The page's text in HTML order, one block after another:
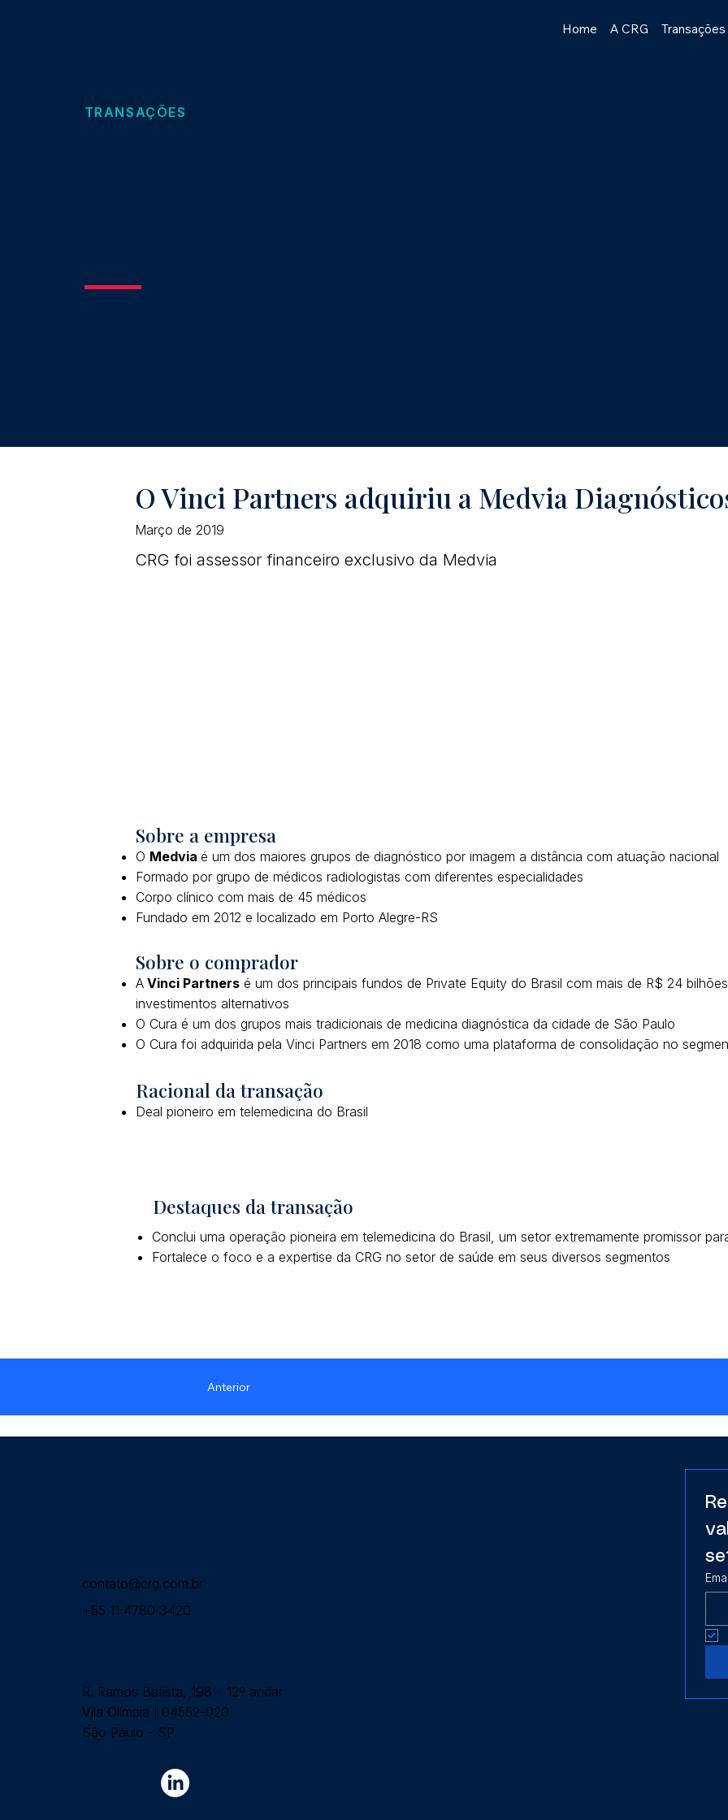
Home A CRG Transações
TRANSAÇÕES
O Vinci Partners adquiriu a Medvia
Março de 2019
CRG foi assessor financeiro exclusivo da Medvia
Sobre a empresa
O Medviaé um dos maiores grupos de diagnóstico por imagem a distância com atuação nacional
Formado por grupo de médicos radiologistas com diferentes especialidades
Corpo clínico com mais de 45 médicos
Fundado em 2012 e localizado em Porto Alegre-RS
Sobre o comprador
A Vinci Partners é um dos principais fundos de Private Equity do Brasil com mais de R$ 24
investimentos alternativos
O Cura é um dos grupos mais tradicionais de medicina diagnóstica da cidade de São Paulo
O Cura foi adquirida pela Vinci Partners em 2018 como uma plataforma de consolidação no
Racional da transação
Deal pioneiro em telemedicina do Brasil
Destaques da transação
Conclui uma operação pioneira em telemedicina do Brasil, um setor extremamente promissor
Fortalece o foco e a expertise da CRG no setor de saúde em seus diversos segmentos
Anterior
contato@crg.com.br
+55 11 4780 3420
R. Ramos Batista, 198 – 12º andar
Vila Olímpia | 04552-020
São Paulo - SP